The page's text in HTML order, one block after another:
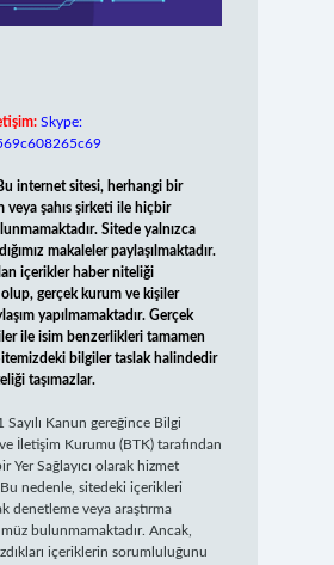
Skype:
internet sitesi, herhangi bir
veya şahıs şirketi ile hiçbir
Sitede yalnızca
makaleler paylaşılmaktadır.
içerikler haber niteliği
olup, gerçek kurum ve kişiler
yapılmamaktadır. Gerçek
ile isim benzerlikleri tamamen
bilgiler taslak halindedir
taşımazlar.
Sayılı Kanun gereğince Bilgi
İletişim Kurumu (BTK) tarafından
Yer Sağlayıcı olarak hizmet
nedenle, sitedeki içerikleri
denetleme veya araştırma
bulunmamaktadır. Ancak,
içeriklerin sorumluluğunu